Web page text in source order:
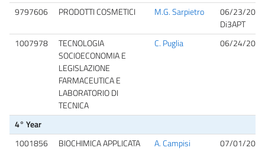
9797606
PRODOTTI COSMETICI M.G. Sarpietro
06/23/
Di3APT
1007978
TECNOLOGIA
SOCIOECONOMIA E
LEGISLAZIONE
FARMACEUTICA E
LABORATORIO DI
TECNICA
C. Puglia 06/24/
4° Year
1001856
BIOCHIMICA APPLICATA A. Campisi
07/01/